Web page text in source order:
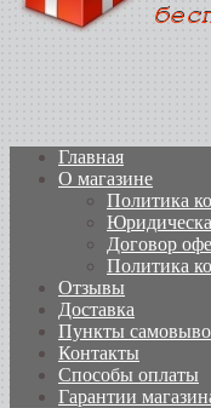
Главная
О магазине
Политика
Договор
Политика
Отзывы
Доставка
Пункты
Контакты
Способы оплаты
Гарантии